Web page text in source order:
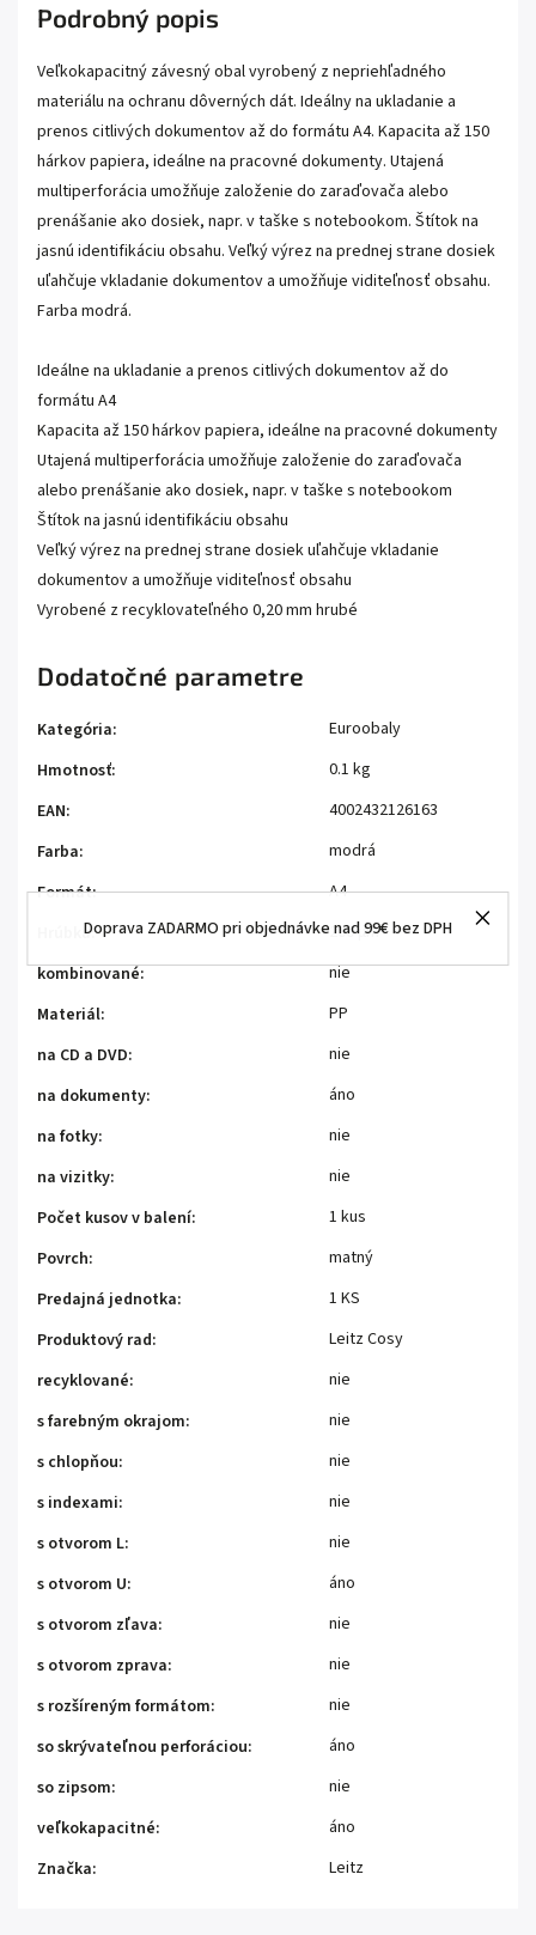
Doprava ZADARMO pri objednávke nad 99€ bez DPH
Podrobný popis
Veľkokapacitný závesný obal vyrobený z nepriehľadného
materiálu na ochranu dôverných dát. Ideálny na ukladanie a
prenos citlivých dokumentov až do formátu A4. Kapacita až 150
hárkov papiera, ideálne na pracovné dokumenty. Utajená
multiperforácia umožňuje založenie do zaraďovača alebo
prenášanie ako dosiek, napr. v taške s notebookom. Štítok na
jasnú identifikáciu obsahu. Veľký výrez na prednej strane dosiek
uľahčuje vkladanie dokumentov a umožňuje viditeľnosť obsahu.
Farba modrá.
Ideálne na ukladanie a prenos citlivých dokumentov až do
formátu A4
Kapacita až 150 hárkov papiera, ideálne na pracovné dokumenty
Utajená multiperforácia umožňuje založenie do zaraďovača
alebo prenášanie ako dosiek, napr. v taške s notebookom
Štítok na jasnú identifikáciu obsahu
Veľký výrez na prednej strane dosiek uľahčuje vkladanie
dokumentov a umožňuje viditeľnosť obsahu
Vyrobené z recyklovateľného 0,20 mm hrubé
Dodatočné parametre
Kategória:
Euroobaly
Hmotnosť:
0.1 kg
EAN:
4002432126163
Farba:
modrá
Formát:
A4
Hrúbka:
200 μm
kombinované:
nie
Materiál:
PP
na CD a DVD:
nie
na dokumenty:
áno
na fotky:
nie
na vizitky:
nie
Počet kusov v balení:
1 kus
Povrch:
matný
Predajná jednotka:
1 KS
Produktový rad:
Leitz Cosy
recyklované:
nie
s farebným okrajom:
nie
s chlopňou:
nie
s indexami:
nie
s otvorom L:
nie
s otvorom U:
áno
s otvorom zľava:
nie
s otvorom zprava:
nie
s rozšíreným formátom:
nie
so skrývateľnou perforáciou:
áno
so zipsom:
nie
veľkokapacitné:
áno
Značka: Leitz